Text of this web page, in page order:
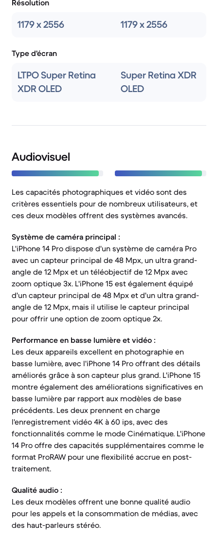
Résolution
1179 x 2556 1179 x 2556
Type d'écran
LTPO Super Retina
XDR OLED
Super Retina XDR
OLED
Audiovisuel
Les capacités photographiques et vidéo sont des
critères essentiels pour de nombreux utilisateurs, et
ces deux modèles offrent des systèmes avancés.
Système de caméra principal :
L'iPhone 14 Pro dispose d'un système de caméra Pro
avec un capteur principal de 48 Mpx, un ultra grand-
angle de 12 Mpx et un téléobjectif de 12 Mpx avec
zoom optique 3x. L'iPhone 15 est également équipé
d'un capteur principal de 48 Mpx et d'un ultra grand-
angle de 12 Mpx, mais il utilise le capteur principal
pour offrir une option de zoom optique 2x.
Performance en basse lumière et vidéo :
Les deux appareils excellent en photographie en
basse lumière, avec l'iPhone 14 Pro offrant des détails
améliorés grâce à son capteur plus grand. L'iPhone 15
montre également des améliorations significatives en
basse lumière par rapport aux modèles de base
précédents. Les deux prennent en charge
l'enregistrement vidéo 4K à 60 ips, avec des
fonctionnalités comme le mode Cinématique. L'iPhone
14 Pro offre des capacités supplémentaires comme le
format ProRAW pour une flexibilité accrue en post-
traitement.
Qualité audio :
Les deux modèles offrent une bonne qualité audio
pour les appels et la consommation de médias, avec
des haut-parleurs stéréo.